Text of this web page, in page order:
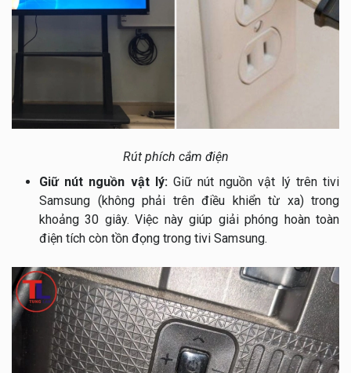
Rút phích cắm điện
Giữ nút nguồn vật lý: Giữ nút nguồn vật lý trên tivi
Samsung (không phải trên điều khiển từ xa) trong
khoảng 30 giây. Việc này giúp giải phóng hoàn toàn
điện tích còn tồn đọng trong tivi Samsung.